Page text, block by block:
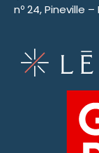
nº 24, Pineville –